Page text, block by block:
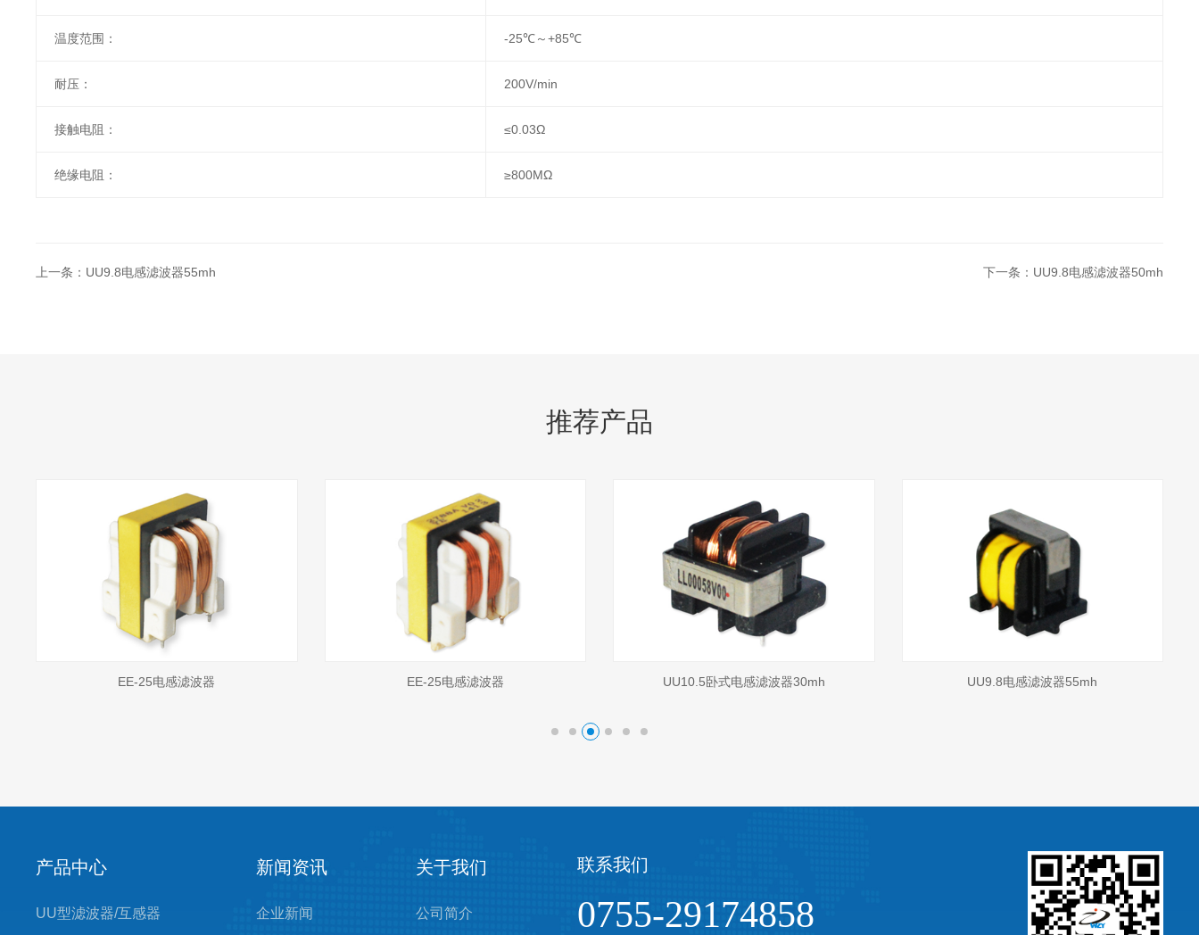
温度范围： -25℃～+85℃
耐压： 200V/min
接触电阻： ≤0.03Ω
绝缘电阻： ≥800MΩ
上一条：UU9.8电感滤波器55mh 下一条：UU9.8电感滤波器50mh
推荐产品
EE-25电感滤波器 EE-25电感滤波器 UU10.5卧式电感滤波器30mh UU9.8电感滤波器55mh
产品中心
UU型滤波器/互感器
新闻资讯
企业新闻
关于我们
公司简介
联系我们
0755-29174858